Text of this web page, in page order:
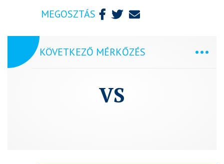
MEGOSZTÁS
KÖVETKEZŐ MÉRKŐZÉS
VS